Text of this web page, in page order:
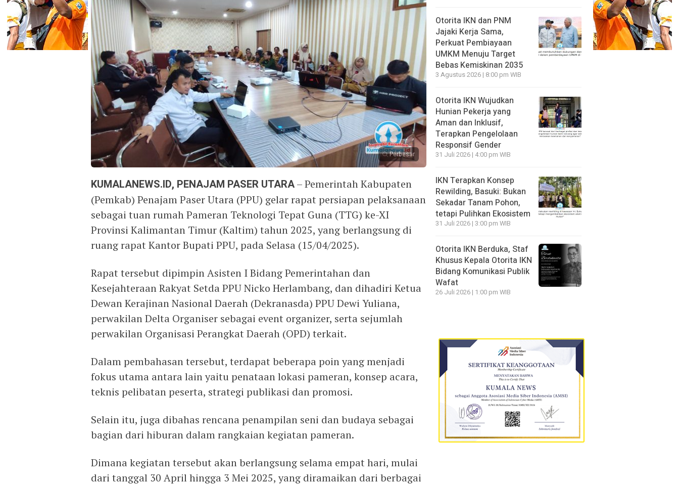
Perbesar
KUMALANEWS.ID, PENAJAM PASER UTARA– Pemerintah Kabupaten
(Pemkab) Penajam Paser Utara (PPU) gelar rapat persiapan pelaksanaan
sebagai tuan rumah Pameran Teknologi Tepat Guna (TTG) ke-XI
Provinsi Kalimantan Timur (Kaltim) tahun 2025, yang berlangsung di
ruang rapat Kantor Bupati PPU, pada Selasa (15/04/2025).
Rapat tersebut dipimpin Asisten I Bidang Pemerintahan dan
Kesejahteraan Rakyat Setda PPU Nicko Herlambang, dan dihadiri Ketua
Dewan Kerajinan Nasional Daerah (Dekranasda) PPU Dewi Yuliana,
perwakilan Delta Organiser sebagai event organizer, serta sejumlah
perwakilan Organisasi Perangkat Daerah (OPD) terkait.
Dalam pembahasan tersebut, terdapat beberapa poin yang menjadi
fokus utama antara lain yaitu penataan lokasi pameran, konsep acara,
teknis pelibatan peserta, strategi publikasi dan promosi.
Selain itu, juga dibahas rencana penampilan seni dan budaya sebagai
bagian dari hiburan dalam rangkaian kegiatan pameran.
Dimana kegiatan tersebut akan berlangsung selama empat hari, mulai
dari tanggal 30 April hingga 3 Mei 2025, yang diramaikan dari berbagai
Otorita IKN dan PNM
Jajaki Kerja Sama,
Perkuat Pembiayaan
UMKM Menuju Target
Bebas Kemiskinan 2035
3 Agustus 2026 | 8:00 pm WIB
Otorita IKN Wujudkan
Hunian Pekerja yang
Aman dan Inklusif,
Terapkan Pengelolaan
Responsif Gender
31 Juli 2026 | 4:00 pm WIB
IKN Terapkan Konsep
Rewilding, Basuki: Bukan
Sekadar Tanam Pohon,
tetapi Pulihkan Ekosistem
31 Juli 2026 | 3:00 pm WIB
Otorita IKN Berduka, Staf
Khusus Kepala Otorita IKN
Bidang Komunikasi Publik
Wafat
26 Juli 2026 | 1:00 pm WIB